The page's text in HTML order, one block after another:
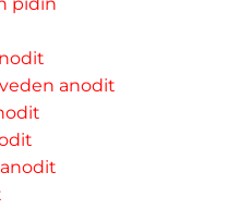
anodit